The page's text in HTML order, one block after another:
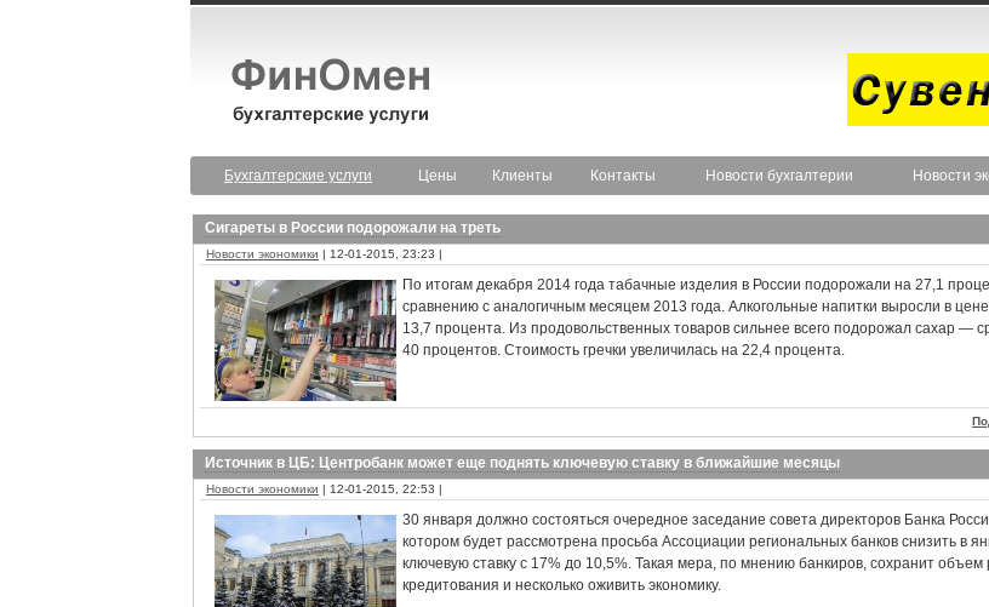
Бухгалтерские услуги
Цены Клиенты Контакты Новости бухгалтерии Новости
Сигареты в России подорожали на треть
Новости экономики | 12-01-2015, 23:23 |
По итогам декабря 2014 года табачные изделия в России подорожали на 27,1
сравнению с аналогичным месяцем 2013 года. Алкогольные напитки выросли в
13,7 процента. Из продовольственных товаров сильнее всего подорожал сахар —
40 процентов. Стоимость гречки увеличилась на 22,4 процента.
Источник в ЦБ: Центробанк может еще поднять ключевую ставку в ближайшие месяцы
Новости экономики | 12-01-2015, 22:53 |
30 января должно состояться очередное заседание совета директоров Банка
котором будет рассмотрена просьба Ассоциации региональных банков снизить в
ключевую ставку с 17% до 10,5%. Такая мера, по мнению банкиров, сохранит объем
кредитования и несколько оживить экономику.